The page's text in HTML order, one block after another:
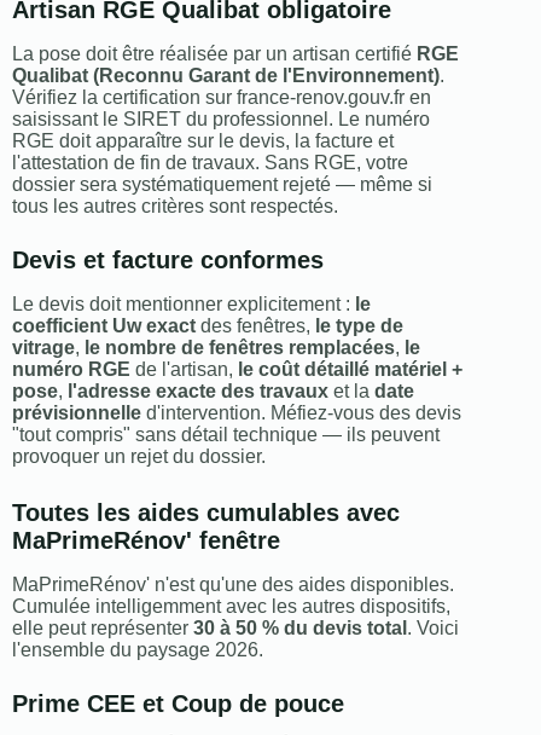
Artisan RGE Qualibat obligatoire
La pose doit être réalisée par un artisan certifié RGE
Qualibat (Reconnu Garant de l'Environnement).
Vérifiez la certification sur france-renov.gouv.fr en
saisissant le SIRET du professionnel. Le numéro
RGE doit apparaître sur le devis, la facture et
l'attestation de fin de travaux. Sans RGE, votre
dossier sera systématiquement rejeté — même si
tous les autres critères sont respectés.
Devis et facture conformes
Le devis doit mentionner explicitement : le
coefficient Uw exact des fenêtres, le type de
vitrage, le nombre de fenêtres remplacées, le
numéro RGE de l'artisan, le coût détaillé matériel +
pose, l'adresse exacte des travaux et la date
prévisionnelle d'intervention. Méfiez-vous des devis
"tout compris" sans détail technique — ils peuvent
provoquer un rejet du dossier.
Toutes les aides cumulables avec
MaPrimeRénov' fenêtre
MaPrimeRénov' n'est qu'une des aides disponibles.
Cumulée intelligemment avec les autres dispositifs,
elle peut représenter 30 à 50 % du devis total . Voici
l'ensemble du paysage 2026.
Prime CEE et Coup de pouce